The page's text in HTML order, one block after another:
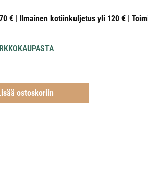
€ | Ilmainen kotiinkuljetus yli 120 € |
ostoskoriin